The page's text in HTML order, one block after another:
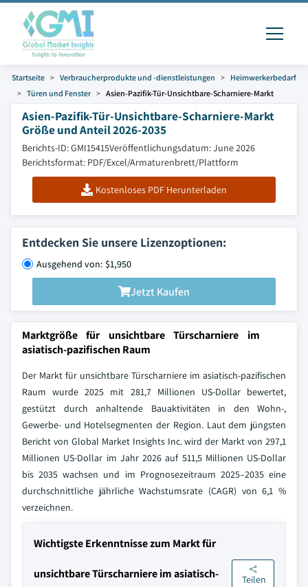
Startseite Verbraucherprodukte und -dienstleistungen
Heimwerkerbedarf
Türen und Fenster
Asien-Pazifik-Tür-Unsichtbare-Scharniere-Markt
Asien-Pazifik-Tür-Unsichtbare-Scharniere-Markt
Größe und Anteil 2026-2035
Berichts-ID: GMI15415Veröffentlichungsdatum: June 2026
Berichtsformat: PDF/Excel/Armaturenbrett/Plattform
Kostenloses PDF Herunterladen
Entdecken Sie unsere Lizenzoptionen:
Ausgehend von: $1,950
Jetzt Kaufen
Marktgröße für unsichtbare Türscharniere im
asiatisch-pazifischen Raum
Der Markt für unsichtbare Türscharniere im asiatisch-pazifischen
Raum wurde 2025 mit 281,7 Millionen US-Dollar bewertet,
gestützt durch anhaltende Bauaktivitäten in den Wohn-,
Gewerbe- und Hotelsegmenten der Region. Laut dem jüngsten
Bericht von Global Market Insights Inc. wird der Markt von 297,1
Millionen US-Dollar im Jahr 2026 auf 511,5 Millionen US-Dollar
bis 2035 wachsen und im Prognosezeitraum 2025–2035 eine
durchschnittliche jährliche Wachstumsrate (CAGR) von 6,1 %
verzeichnen.
Wichtigste Erkenntnisse zum Markt für
unsichtbare Türscharniere im asiatisch- Teilen